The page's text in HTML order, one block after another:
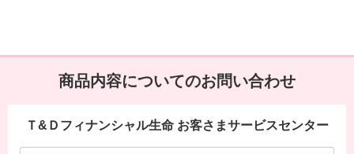
商品内容についてのお問い合わせ
Ｔ&Ｄフィナンシャル生命 お客さまサービスセンター